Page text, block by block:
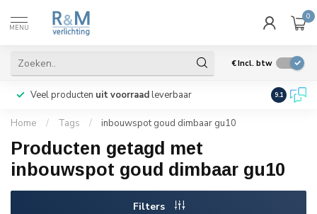
MENU
0
€Incl. btw
Veel producten uit voorraadleverbaar Wij
9.1
Home / Tags / inbouwspot goud dimbaar gu10
Producten getagd met
inbouwspot goud dimbaar gu10
Filters